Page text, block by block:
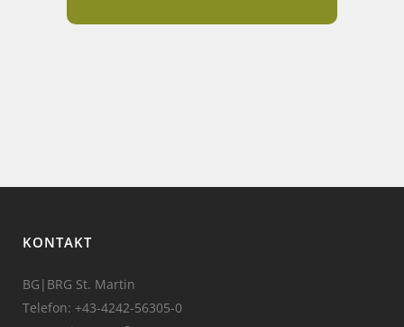
KONTAKT
BG|BRG St. Martin
Telefon: +43-4242-56305-0